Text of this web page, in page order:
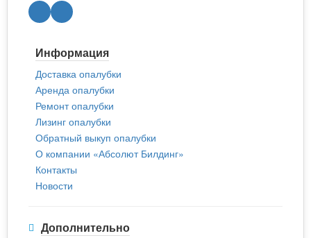
Информация
Доставка опалубки
Аренда опалубки
Ремонт опалубки
Лизинг опалубки
Обратный выкуп опалубки
О компании «Абсолют Билдинг»
Контакты
Новости
Дополнительно